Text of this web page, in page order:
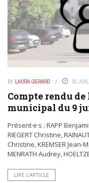
BY LAURA GERARD 15
Compte rendu
municipal du 9
Présent·e·s : RAPP
RIEGERT Christine,
Christine, KREMSER Jean-
MENRATH Audrey,
LIRE L’ARTICLE